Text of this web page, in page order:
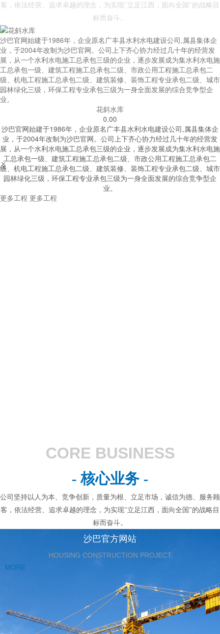
客，依法经营、追求卓越的理念，为实现"立足江西，面向全国"的战略目
标而奋斗。
沙巴官网始建于1986年，企业原名广丰县水利水电建设公司,属县集体企
业，于2004年改制为沙巴官网。公司上下齐心协力经过几十年的经营发
展，从一个水利水电施工总承包三级的企业，逐步发展成为集水利水电施
工总承包一级、建筑工程施工总承包二级、市政公用工程施工总承包二
级、机电工程施工总承包二级、建筑装修、装饰工程专业承包二级、城市
园林绿化三级，环保工程专业承包三级为一身全面发展的综合竞争型企
业。
花斜水库
0.00
沙巴官网始建于1986年，企业原名广丰县水利水电建设公司,属县集体企
业，于2004年改制为沙巴官网。公司上下齐心协力经过几十年的经营发
展，从一个水利水电施工总承包三级的企业，逐步发展成为集水利水电施
工总承包一级、建筑工程施工总承包二级、市政公用工程施工总承包二
级、机电工程施工总承包二级、建筑装修、装饰工程专业承包二级、城市
园林绿化三级，环保工程专业承包三级为一身全面发展的综合竞争型企
业。


更多工程 更多工程
CORE BUSINESS
- 核心业务 -
公司坚持以人为本、竞争创新，质量为根、立足市场，诚信为德、服务顾
客，依法经营、追求卓越的理念，为实现"立足江西，面向全国"的战略目
标而奋斗。
沙巴官方网站
HOUSING CONSTRUCTION PROJECT
MORE